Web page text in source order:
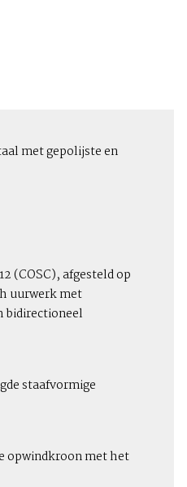
met gepolijste en
(COSC), afgesteld op
uurwerk met
bidirectioneel
staafvormige
opwindkroon met het